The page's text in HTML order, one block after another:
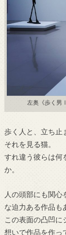
左奥《歩く男
歩く人と、立ち止
それを見る猫。
すれ違う彼らは何
か。
人の頭部にも関
な迫力ある作品も
この表面の凸凹に
想いで作品を作っ